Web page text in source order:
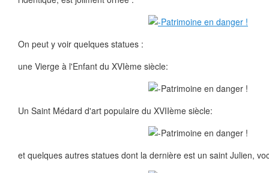
On peut y voir quelques statues :
une Vierge à l'Enfant du XVIème siècle:
Un Saint Médard d'art populaire du XVIIème siècle:
et quelques autres statues dont la dernière est un saint Julien,